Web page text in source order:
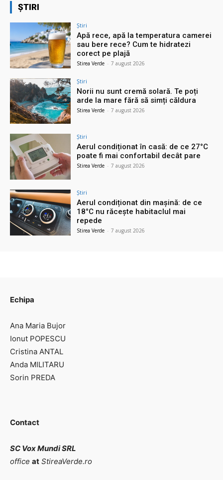
ȘTIRI
Știri
Apă rece, apă la temperatura camerei
sau bere rece? Cum te hidratezi
corect pe plajă
Stirea Verde - 7 august 2026
Știri
Norii nu sunt cremă solară. Te poți
arde la mare fără să simți căldura
Stirea Verde - 7 august 2026
Știri
Aerul condiționat în casă: de ce 27°C
poate fi mai confortabil decât pare
Stirea Verde - 7 august 2026
Știri
Aerul condiționat din mașină: de ce
18°C nu răcește habitaclul mai
repede
Stirea Verde - 7 august 2026
Echipa
Ana Maria Bujor
Ionut POPESCU
Cristina ANTAL
Anda MILITARU
Sorin PREDA
Contact
SC Vox Mundi SRL
office at StireaVerde.ro